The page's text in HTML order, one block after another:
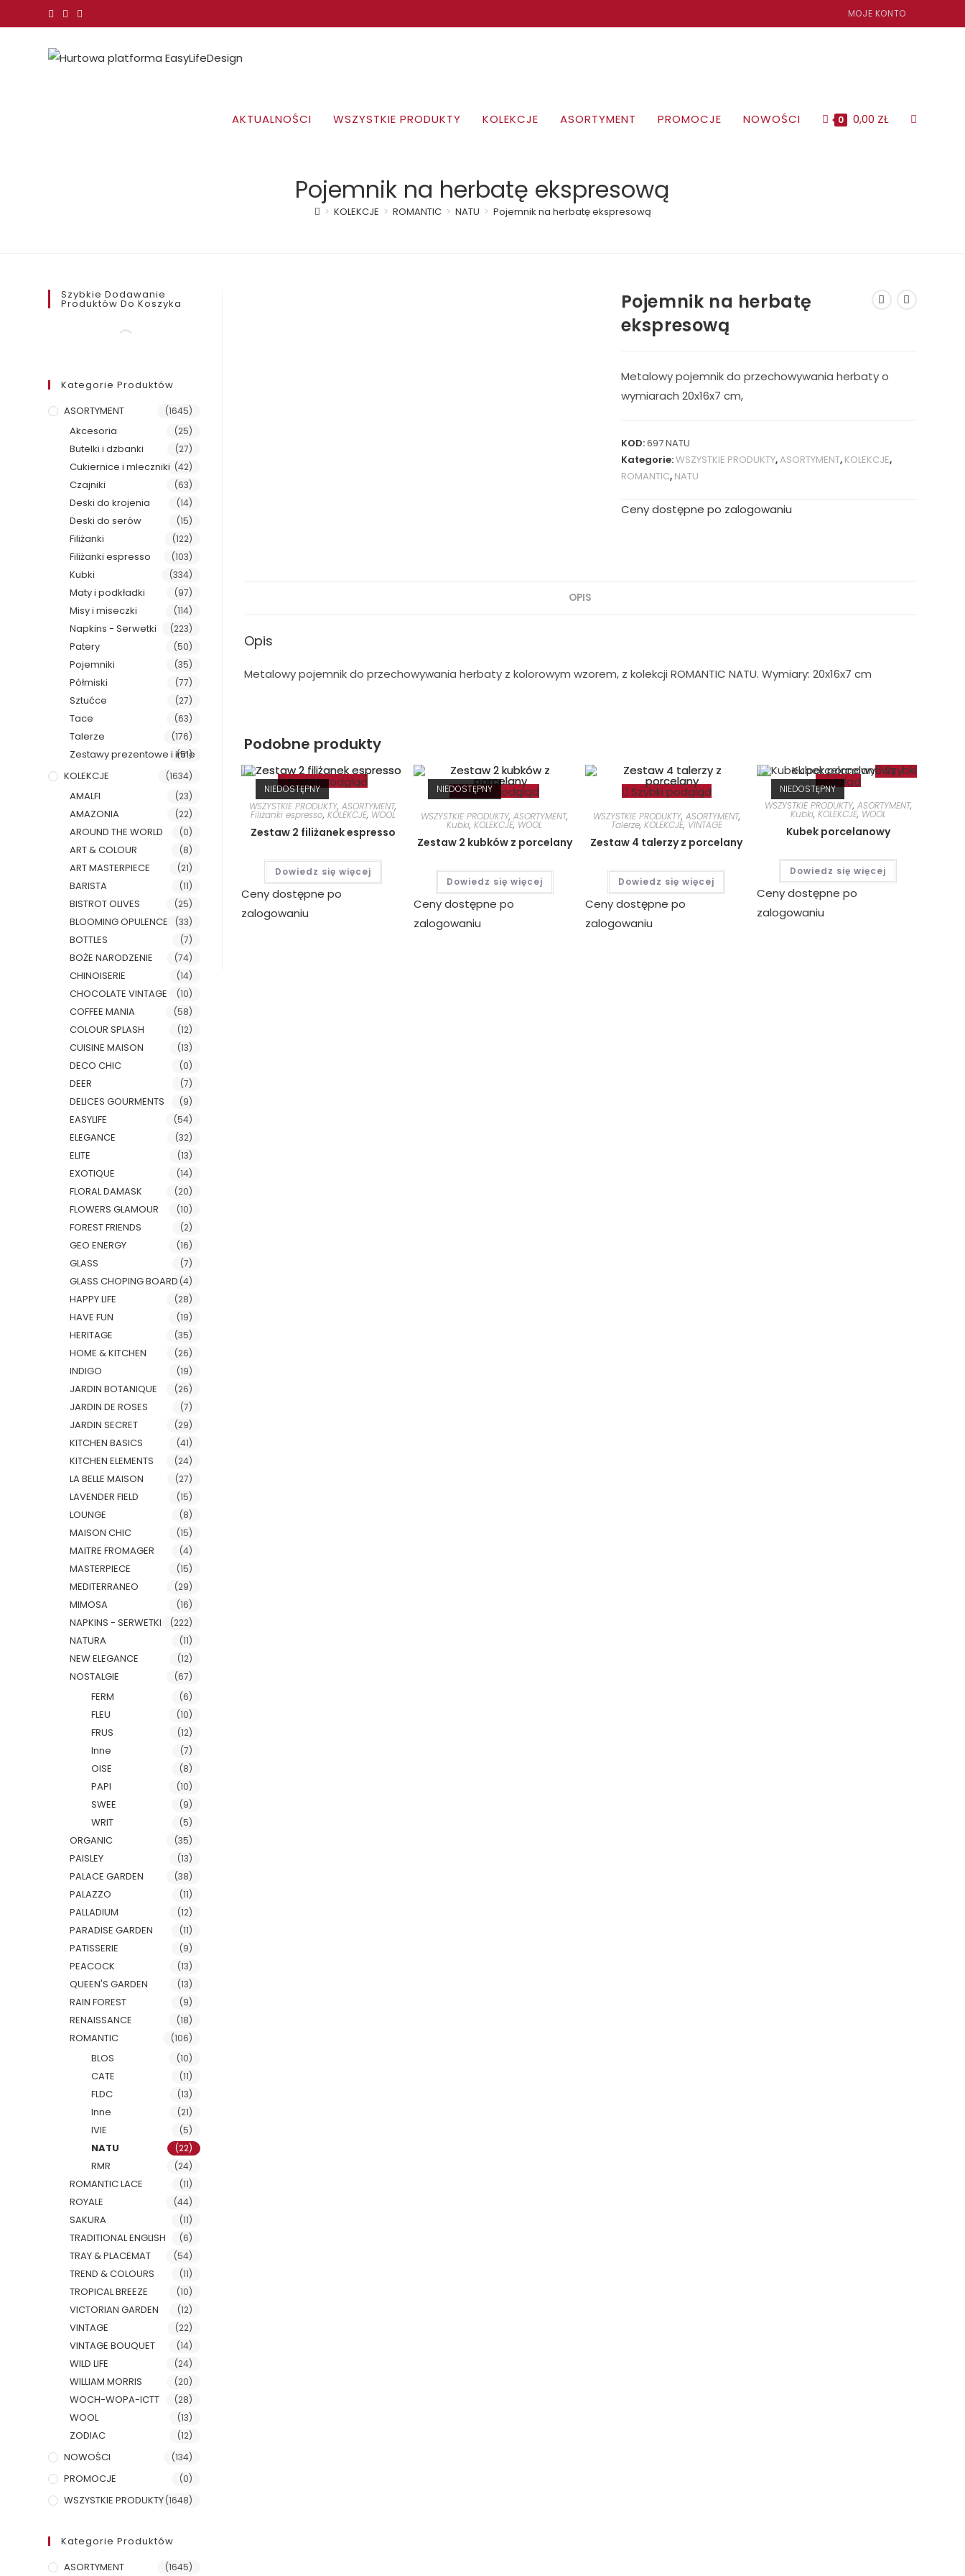
treści
MOJE KONTO
AKTUALNOŚCI WSZYSTKIE PRODUKTY KOLEKCJE ASORTYMENT PROMOCJE NOWOŚCI 0 0,00 ZŁ TOGGLE
Pojemnik na herbatę ekspresową
> KOLEKCJE > ROMANTIC > NATU > Pojemnik na herbatę ekspresową
Pojemnik na herbatę
ekspresową
Metalowy pojemnik do przechowywania herbaty o
wymiarach 20x16x7 cm,
KOD:697 NATU
Kategorie:WSZYSTKIE PRODUKTY,ASORTYMENT, KOLEKCJE,
ROMANTIC, NATU
Ceny dostępne po zalogowaniu
OPIS
Opis
Metalowy pojemnik do przechowywania herbaty z kolorowym wzorem, z kolekcji ROMANTIC NATU. Wymiary: 20x16x7 cm
Podobne produkty
NIEDOSTĘPNY
Szybki podgląd
WSZYSTKIE PRODUKTY,ASORTYMENT,
Filiżanki espresso, KOLEKCJE, WOOL
Zestaw 2 filiżanek espresso
Dowiedz się więcej
Ceny dostępne po
zalogowaniu
NIEDOSTĘPNY
Szybki podgląd
WSZYSTKIE PRODUKTY,ASORTYMENT,
Kubki,KOLEKCJE, WOOL
Zestaw 2 kubków z porcelany
Dowiedz się więcej
Ceny dostępne po
zalogowaniu
Szybki podgląd
WSZYSTKIE PRODUKTY, ASORTYMENT,
Talerze, KOLEKCJE, VINTAGE
Zestaw 4 talerzy z porcelany
Dowiedz się więcej
Ceny dostępne po
zalogowaniu
NIEDOSTĘPNY
Szybki
podgląd
WSZYSTKIE PRODUKTY, ASORTYMENT,
Kubki, KOLEKCJE, WOOL
Kubek porcelanowy
Dowiedz się więcej
Ceny dostępne po
zalogowaniu
Szybkie Dodawanie
Produktów Do Koszyka
Kategorie Produktów
ASORTYMENT
(1645)
Akcesoria (25)
Butelki i dzbanki (27)
Cukiernice i mleczniki (42)
Czajniki (63)
Deski do krojenia (14)
Deski do serów (15)
Filiżanki (122)
Filiżanki espresso (103)
Kubki (334)
Maty i podkładki (97)
Misy i miseczki (114)
Napkins - Serwetki (223)
Patery (50)
Pojemniki (35)
Półmiski (77)
Sztućce (27)
Tace (63)
Talerze (176)
Zestawy prezentowe i inne
(51)
KOLEKCJE (1634)
AMALFI (23)
AMAZONIA (22)
AROUND THE WORLD (0)
ART & COLOUR (8)
ART MASTERPIECE (21)
BARISTA (11)
BISTROT OLIVES (25)
BLOOMING OPULENCE (33)
BOTTLES (7)
BOŻE NARODZENIE (74)
CHINOISERIE (14)
CHOCOLATE VINTAGE (10)
COFFEE MANIA (58)
COLOUR SPLASH (12)
CUISINE MAISON (13)
DECO CHIC (0)
DEER (7)
DELICES GOURMENTS (9)
EASYLIFE (54)
ELEGANCE (32)
ELITE (13)
EXOTIQUE (14)
FLORAL DAMASK (20)
FLOWERS GLAMOUR (10)
FOREST FRIENDS (2)
GEO ENERGY (16)
GLASS (7)
GLASS CHOPING BOARD (4)
HAPPY LIFE (28)
HAVE FUN (19)
HERITAGE (35)
HOME & KITCHEN (26)
INDIGO (19)
JARDIN BOTANIQUE (26)
JARDIN DE ROSES (7)
JARDIN SECRET (29)
KITCHEN BASICS (41)
KITCHEN ELEMENTS (24)
LA BELLE MAISON (27)
LAVENDER FIELD (15)
LOUNGE (8)
MAISON CHIC (15)
MAITRE FROMAGER (4)
MASTERPIECE (15)
MEDITERRANEO (29)
MIMOSA (16)
NAPKINS - SERWETKI (222)
NATURA (11)
NEW ELEGANCE (12)
NOSTALGIE (67)
FERM (6)
FLEU (10)
FRUS (12)
Inne (7)
OISE (8)
PAPI (10)
SWEE (9)
WRIT (5)
ORGANIC (35)
PAISLEY (13)
PALACE GARDEN (38)
PALAZZO (11)
PALLADIUM (12)
PARADISE GARDEN (11)
PATISSERIE (9)
PEACOCK (13)
QUEEN'S GARDEN (13)
RAIN FOREST (9)
RENAISSANCE (18)
ROMANTIC (106)
BLOS (10)
CATE (11)
FLDC (13)
Inne (21)
IVIE (5)
NATU (22)
RMR (24)
ROMANTIC LACE (11)
ROYALE (44)
SAKURA (11)
TRADITIONAL ENGLISH (6)
TRAY & PLACEMAT (54)
TREND & COLOURS (11)
TROPICAL BREEZE (10)
VICTORIAN GARDEN (12)
VINTAGE (22)
VINTAGE BOUQUET (14)
WILD LIFE (24)
WILLIAM MORRIS (20)
WOCH-WOPA-ICTT (28)
WOOL (13)
ZODIAC (12)
NOWOŚCI (134)
PROMOCJE (0)
WSZYSTKIE PRODUKTY(1648)
Kategorie Produktów
ASORTYMENT
(1645)